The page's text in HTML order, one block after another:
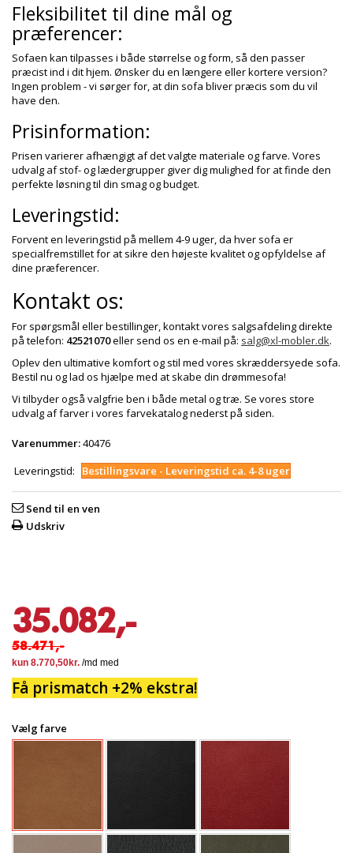
Fleksibilitet til dine mål og
præferencer:
Sofaen kan tilpasses i både størrelse og form, så den passer
præcist ind i dit hjem. Ønsker du en længere eller kortere version?
Ingen problem - vi sørger for, at din sofa bliver præcis som du vil
have den.
Prisinformation:
Prisen varierer afhængigt af det valgte materiale og farve. Vores
udvalg af stof- og lædergrupper giver dig mulighed for at finde den
perfekte løsning til din smag og budget.
Leveringstid:
Forvent en leveringstid på mellem 4-9 uger, da hver sofa er
specialfremstillet for at sikre den højeste kvalitet og opfyldelse af
dine præferencer.
Kontakt os:
For spørgsmål eller bestillinger, kontakt vores salgsafdeling direkte
på telefon: 42521070eller send os en e-mail på: salg@xl-mobler.dk.
Oplev den ultimative komfort og stil med vores skræddersyede sofa.
Bestil nu og lad os hjælpe med at skabe din drømmesofa!
Vi tilbyder også valgfrie ben i både metal og træ. Se vores store
udvalg af farver i vores farvekatalog nederst på siden.
Varenummer:40476
Leveringstid:
Bestillingsvare - Leveringstid ca. 4-8 uger
Send til en ven
Udskriv
35.082,-
58.471,-
Få prismatch +2% ekstra!
Vælg farve